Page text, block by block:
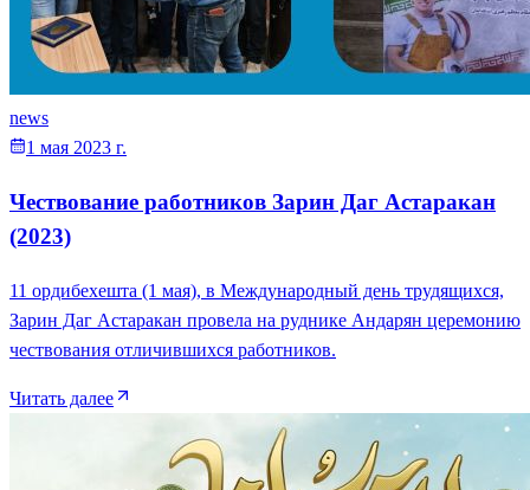
news
1 мая 2023 г.
Чествование работников Зарин Даг Астаракан
(2023)
11 ордибехешта (1 мая), в Международный день трудящихся,
Зарин Даг Астаракан провела на руднике Андарян церемонию
чествования отличившихся работников.
Читать далее